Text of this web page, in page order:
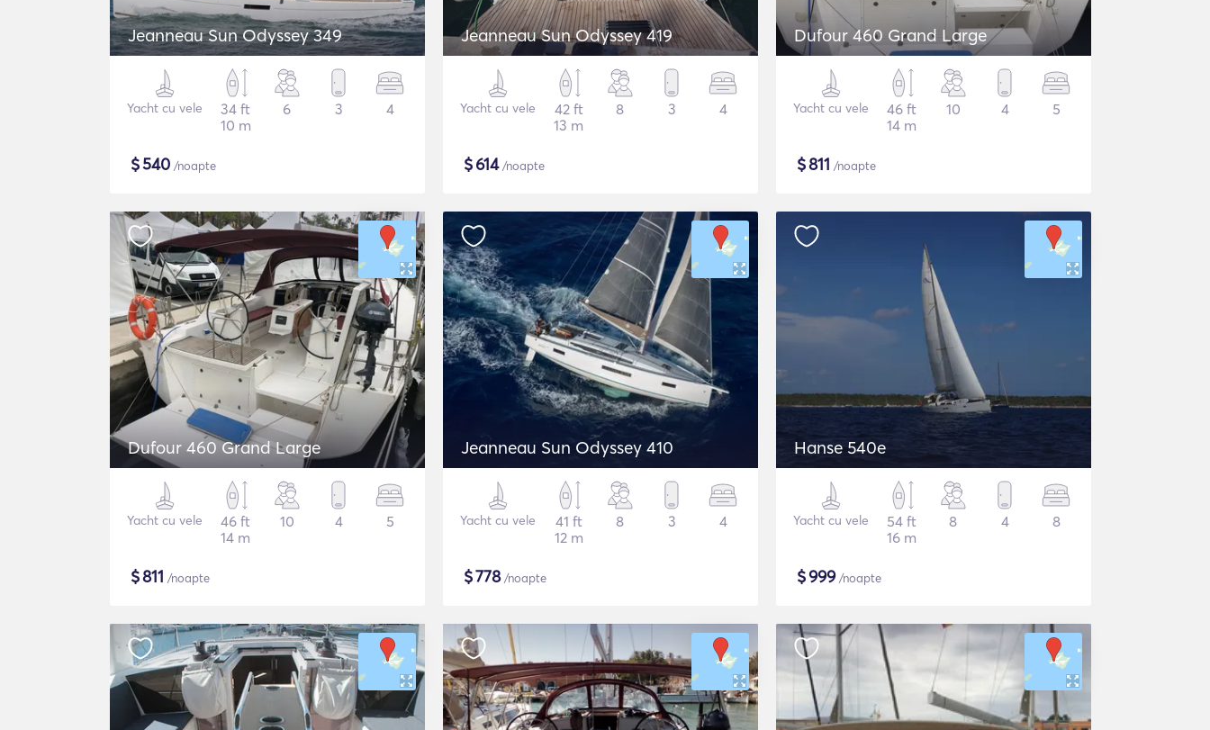
Jeanneau Sun Odyssey 349
Yacht cu vele
34 ft
10 m
6 3 4
$540 /noapte
Jeanneau Sun Odyssey 419
Yacht cu vele
42 ft
13 m
8 3 4
$614/noapte
Dufour 460 Grand Large
Yacht cu vele
46 ft
14 m
10 4 5
$811 /noapte
Dufour 460 Grand Large
Yacht cu vele
46 ft
14 m
10 4 5
$811 /noapte
Jeanneau Sun Odyssey 410
Yacht cu vele
41 ft
12 m
8 3 4
$778/noapte
Hanse 540e
Yacht cu vele
54 ft
16 m
8 4 8
$999/noapte